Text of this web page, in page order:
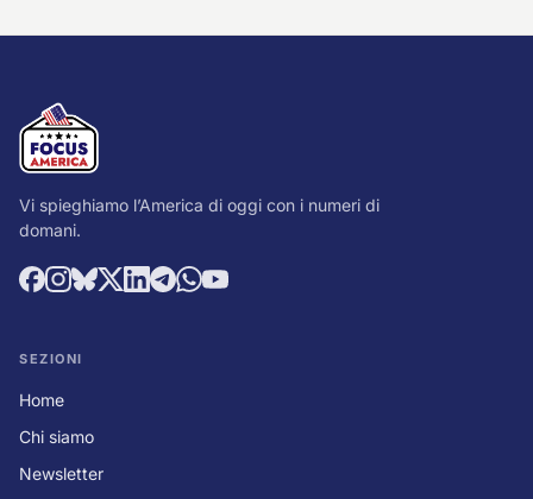
Vi spieghiamo l’America di oggi con i numeri di
domani.
SEZIONI
Home
Chi siamo
Newsletter